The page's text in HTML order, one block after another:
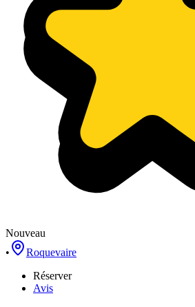
Nouveau
•
Roquevaire
Réserver
Avis